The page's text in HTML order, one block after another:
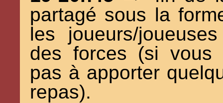
partagé sous la
les joueurs/
des forces (si vous
pas à apporter
repas).